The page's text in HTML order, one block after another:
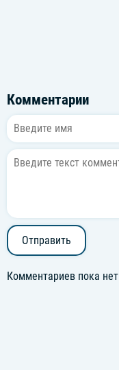
Комментарии
Отправить
Комментариев пока нет